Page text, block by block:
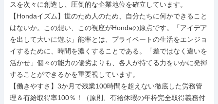
スを次々に創造し、圧倒的な企業地位を確立しています。
【Hondaイズム】世のため人のため、自分たちに何かできること
はないか。この想い、この視座がHondaの原点です。「アイデア
を出して大いに遊ぶ」能率とは、プライベートの生活をエンジョ
イするために、時間を濃くすることである。「差ではなく違いを
活かせ」個々の能力の優劣よりも、各人が持てる力をいかに発揮
することができるかを重要視しています。
【働きやすさ】3か月で残業100時間を超えない徹底した労務管
理＆有給取得率100％！（原則、有給休暇の年枠完全取得義務付